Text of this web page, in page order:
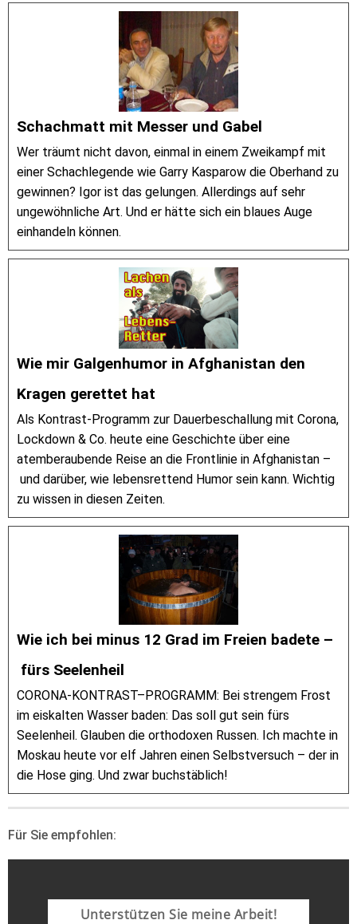
Schachmatt mit Messer und Gabel
Wer träumt nicht davon, einmal in einem Zweikampf mit
einer Schachlegende wie Garry Kasparow die Oberhand zu
gewinnen? Igor ist das gelungen. Allerdings auf sehr
ungewöhnliche Art. Und er hätte sich ein blaues Auge
einhandeln können.
Wie mir Galgenhumor in Afghanistan den
Kragen gerettet hat
Als Kontrast-Programm zur Dauerbeschallung mit Corona,
Lockdown & Co. heute eine Geschichte über eine
atemberaubende Reise an die Frontlinie in Afghanistan –
und darüber, wie lebensrettend Humor sein kann. Wichtig
zu wissen in diesen Zeiten.
Wie ich bei minus 12 Grad im Freien badete –
fürs Seelenheil
CORONA-KONTRAST–PROGRAMM: Bei strengem Frost
im eiskalten Wasser baden: Das soll gut sein fürs
Seelenheil. Glauben die orthodoxen Russen. Ich machte in
Moskau heute vor elf Jahren einen Selbstversuch – der in
die Hose ging. Und zwar buchstäblich!
Für Sie empfohlen:
Unterstützen Sie meine Arbeit!